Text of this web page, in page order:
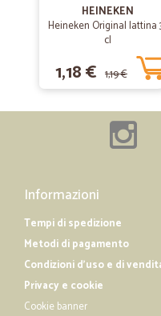
—Katia R.
Introvabile
Finalmente ho trovato
abito, consegnata
HEINEKEN
Heineken Original lattina
cl
1,18 € 1,19 €
Informazioni
Tempi di spedizione
Metodi di pagamento
Condizioni d'uso e di
Privacy e cookie
Cookie banner